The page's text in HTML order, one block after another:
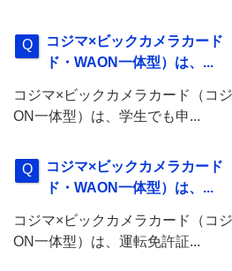
コジマ×ビックカメラカード
ド・WAON一体型）は、...
コジマ×ビックカメラカード（コ
ON一体型）は、学生でも申...
コジマ×ビックカメラカード
ド・WAON一体型）は、...
コジマ×ビックカメラカード（コ
ON一体型）は、運転免許証...